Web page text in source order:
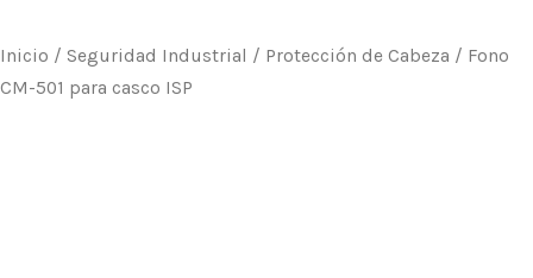
Inicio / Seguridad Industrial / Protección de Cabeza / Fono
CM-501 para casco ISP